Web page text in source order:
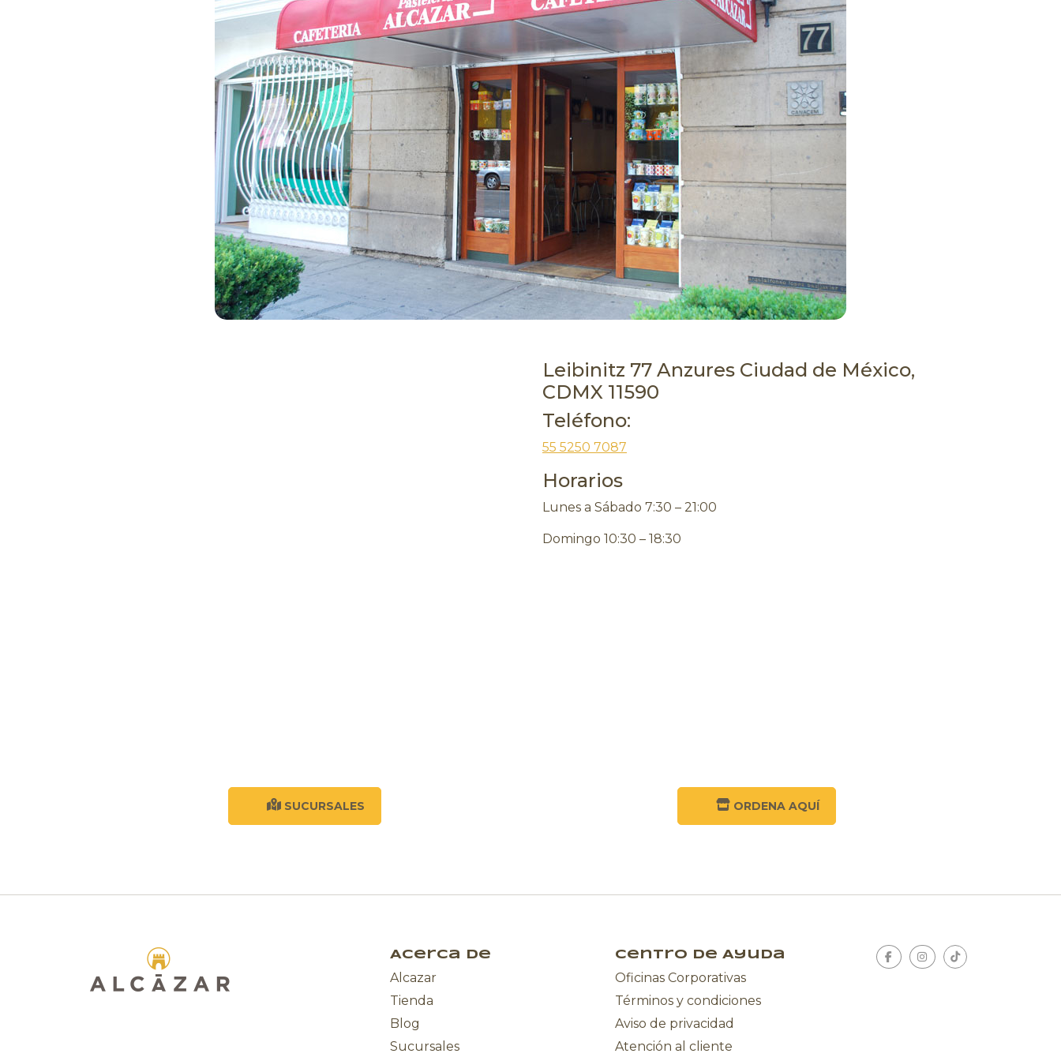
Leibinitz 77 Anzures Ciudad de México,
CDMX 11590
Teléfono:
55 5250 7087
Horarios
Lunes a Sábado 7:30 – 21:00
Domingo 10:30 – 18:30
SUCURSALES ORDENA AQUÍ
Acerca de
Alcazar
Tienda
Blog
Sucursales
Centro de Ayuda
Oficinas Corporativas
Términos y condiciones
Aviso de privacidad
Atención al cliente